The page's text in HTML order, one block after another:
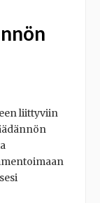
liittyviin